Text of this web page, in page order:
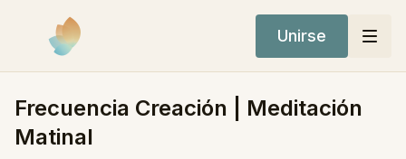
Unirse
Frecuencia Creación | Meditación
Matinal